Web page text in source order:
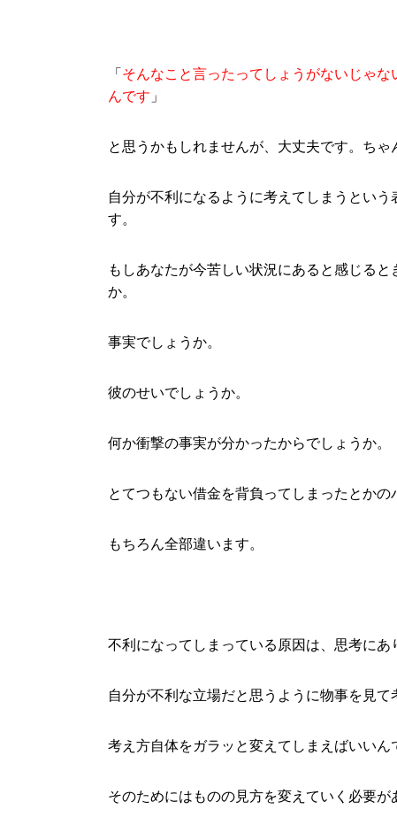
「 そんなこと言ったってしょうがないじゃ
んです 」
と思うかもしれませんが、大丈夫です。ちゃ
自分が不利になるように考えてしまうとい
す。
もしあなたが今苦しい状況にあると感じる
か。
事実でしょうか。
彼のせいでしょうか。
何か衝撃の事実が分かったからでしょうか。
とてつもない借金を背負ってしまったとかの
もちろん全部違います。
不利になってしまっている原因は、思考にあ
自分が不利な立場だと思うように物事を見て
考え方自体をガラッと変えてしまえばいいん
そのためにはものの見方を変えていく必要が